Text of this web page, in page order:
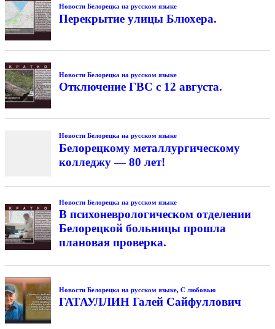
Новости Белорецка на русском языке
Перекрытие улицы Блюхера.
Новости Белорецка на русском языке
Отключение ГВС с 12 августа.
Новости Белорецка на русском языке
Белорецкому металлургическому
колледжу — 80 лет!
Новости Белорецка на русском языке
В психоневрологическом отделении
Белорецкой больницы прошла
плановая проверка.
Новости Белорецка на русском языке, С любовью
ГАТАУЛЛИН Галей Сайфуллович